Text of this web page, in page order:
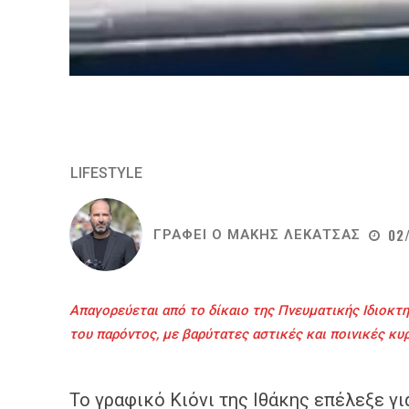
LIFESTYLE
ΓΡΑΦΕΙ Ο ΜΑΚΗΣ ΛΕΚΑΤΣΑΣ
Απαγορεύεται από το δίκαιο της Πνευματικής
του παρόντος, με βαρύτατες αστικές και ποινικές
Το γραφικό Κιόνι της Ιθάκης επέλεξε